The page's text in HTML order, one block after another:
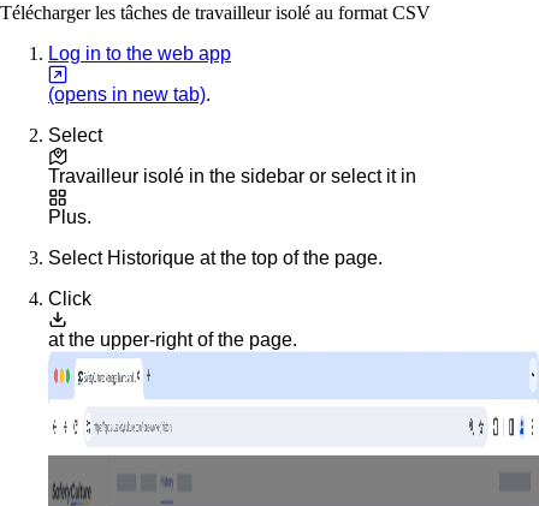
Télécharger les tâches de travailleur isolé au format CSV
Log in to the web app
(opens in new tab).
Select
Travailleur isolé in the sidebar or select it in
Plus.
Select Historique at the top of the page.
Click
at the upper-right of the page.